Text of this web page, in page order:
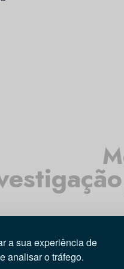
a sua experiência de
analisar o tráfego.